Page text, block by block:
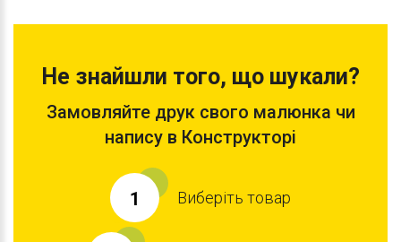
Не знайшли того, що шукали?
Замовляйте друк свого малюнка чи
напису в Конструкторі
1 Виберіть товар